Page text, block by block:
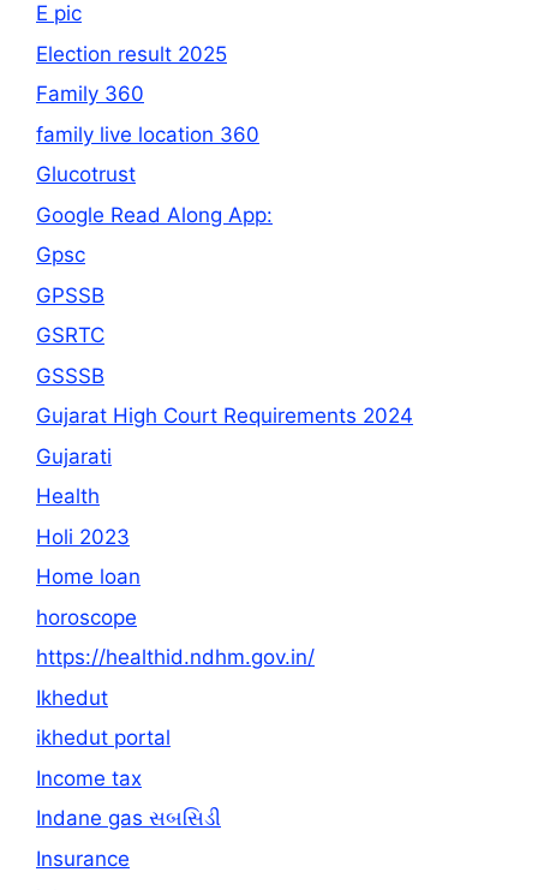
E pic
Election result 2025
Family 360
family live location 360
Glucotrust
Google Read Along App:
Gpsc
GPSSB
GSRTC
GSSSB
Gujarat High Court Requirements 2024
Gujarati
Health
Holi 2023
Home loan
horoscope
https://healthid.ndhm.gov.in/
Ikhedut
ikhedut portal
Income tax
Indane gas સબસિડી
Insurance